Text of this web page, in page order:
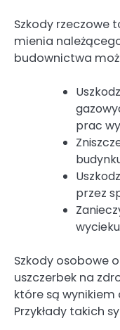
Szkody rzeczowe
mienia
budownictwa
prac
przez
Szkody osobowe
uszczerbek na
które są wynikiem
Przykłady takich